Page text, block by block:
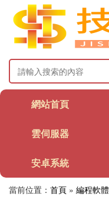
網站首頁
雲伺服器
安卓系統
當前位置： 首頁 » 編程軟體